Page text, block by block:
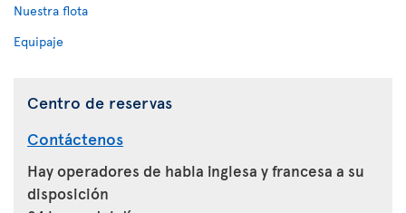
Nuestra flota
Equipaje
Centro de reservas
Contáctenos
Hay operadores de habla inglesa y francesa a su
disposición